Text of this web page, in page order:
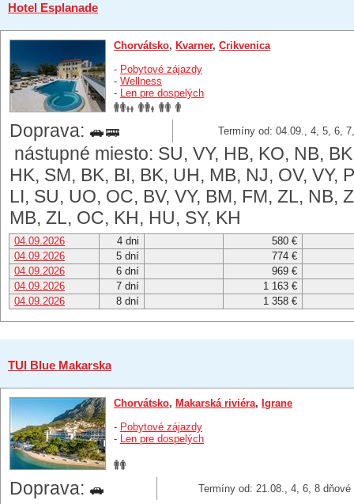
Hotel Esplanade
Chorvátsko, Kvarner, Crikvenica
- Pobytové zájazdy
- Wellness
- Len pre dospelých
Doprava: Termíny od: 04.09., 4, 5, 6,
nástupné miesto: SU, VY, HB, KO, NB,
HK, SM, BK, BI, BK, UH, MB, NJ, OV, VY,
LI, SU, UO, OC, BV, VY, BM, FM, ZL, NB,
MB, ZL, OC, KH, HU, SY, KH
04.09.2026 4 dni
580 €
04.09.2026
5 dní
774 €
04.09.2026
6 dní
969 €
04.09.2026
7 dní
1 163 €
04.09.2026
8 dní 1 358 €
TUI Blue Makarska
Chorvátsko, Makarská riviéra, Igrane
- Pobytové zájazdy
- Len pre dospelých
Doprava: Termíny od: 21.08., 4, 6, 8 dňové